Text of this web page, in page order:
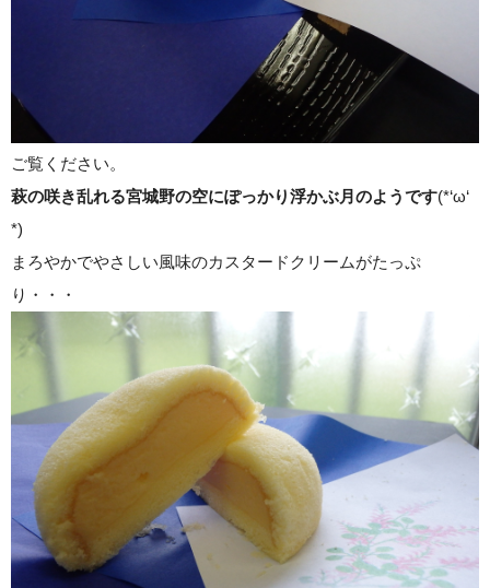
ご覧ください。
萩の咲き乱れる宮城野の空にぽっかり浮かぶ月のようです(*‘ω‘
*)
まろやかでやさしい風味のカスタードクリームがたっぷ
り・・・